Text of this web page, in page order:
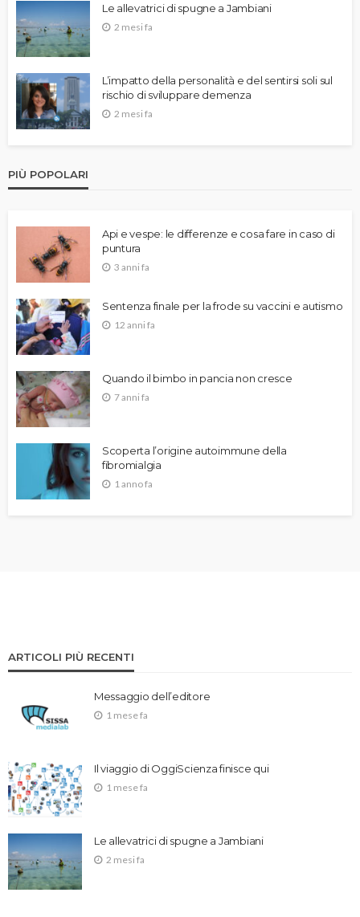
Le allevatrici di spugne a Jambiani
2 mesi fa
L’impatto della personalità e del sentirsi soli sul
rischio di sviluppare demenza
2 mesi fa
PIÙ POPOLARI
Api e vespe: le differenze e cosa fare in caso di
puntura
3 anni fa
Sentenza finale per la frode su vaccini e autismo
12 anni fa
Quando il bimbo in pancia non cresce
7 anni fa
Scoperta l’origine autoimmune della
fibromialgia
1 anno fa
ARTICOLI PIÙ RECENTI
Messaggio dell’editore
1 mese fa
Il viaggio di OggiScienza finisce qui
1 mese fa
Le allevatrici di spugne a Jambiani
2 mesi fa